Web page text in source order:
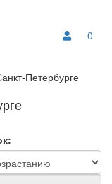
0
Петербурге